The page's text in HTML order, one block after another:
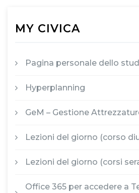
MY CIVICA
Pagina personale dello
Hyperplanning
GeM – Gestione
Lezioni del giorno (corso
Lezioni del giorno (corsi
Office 365 per accedere a